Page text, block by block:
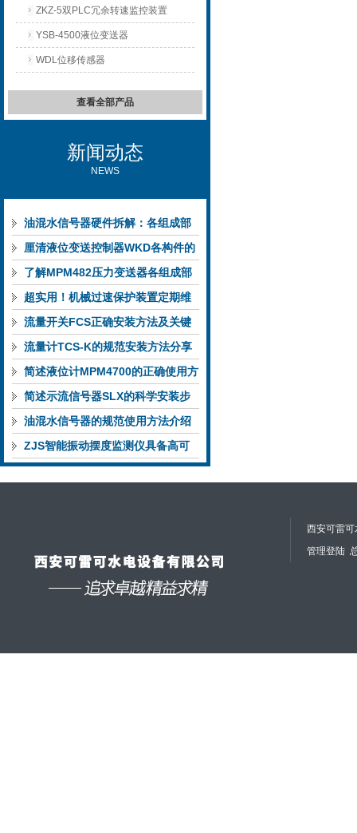
ZKZ-5双PLC冗余转速监控装置
YSB-4500液位变送器
WDL位移传感器
查看全部产品
新闻动态
NEWS
油混水信号器硬件拆解：各组成部
件的功能特点与性能指标
厘清液位变送控制器WKD各构件的
功能特性稳定完成液位监测
了解MPM482压力变送器各组成部
件功能特点有助于提升选型合理性
超实用！机械过速保护装置定期维
护保养方法大汇总
流量开关FCS正确安装方法及关键
要点专业分享
流量计TCS-K的规范安装方法分享
简述液位计MPM4700的正确使用方
法
简述示流信号器SLX的科学安装步
骤
油混水信号器的规范使用方法介绍
ZJS智能振动摆度监测仪具备高可
靠性与自诊断能力
西安可雷
管理登陆